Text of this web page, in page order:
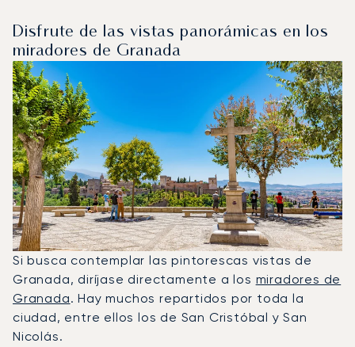
Disfrute de las vistas panorámicas en los
miradores de Granada
Si busca contemplar las pintorescas vistas de
Granada, diríjase directamente a los miradores de
Granada. Hay muchos repartidos por toda la
ciudad, entre ellos los de San Cristóbal y San
Nicolás.